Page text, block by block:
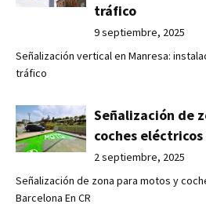
tráfico
9 septiembre, 2025
Señalización vertical en Manresa:
tráfico
Señalización de
coches
2 septiembre, 2025
Señalización de zona para motos y
Barcelona En CR